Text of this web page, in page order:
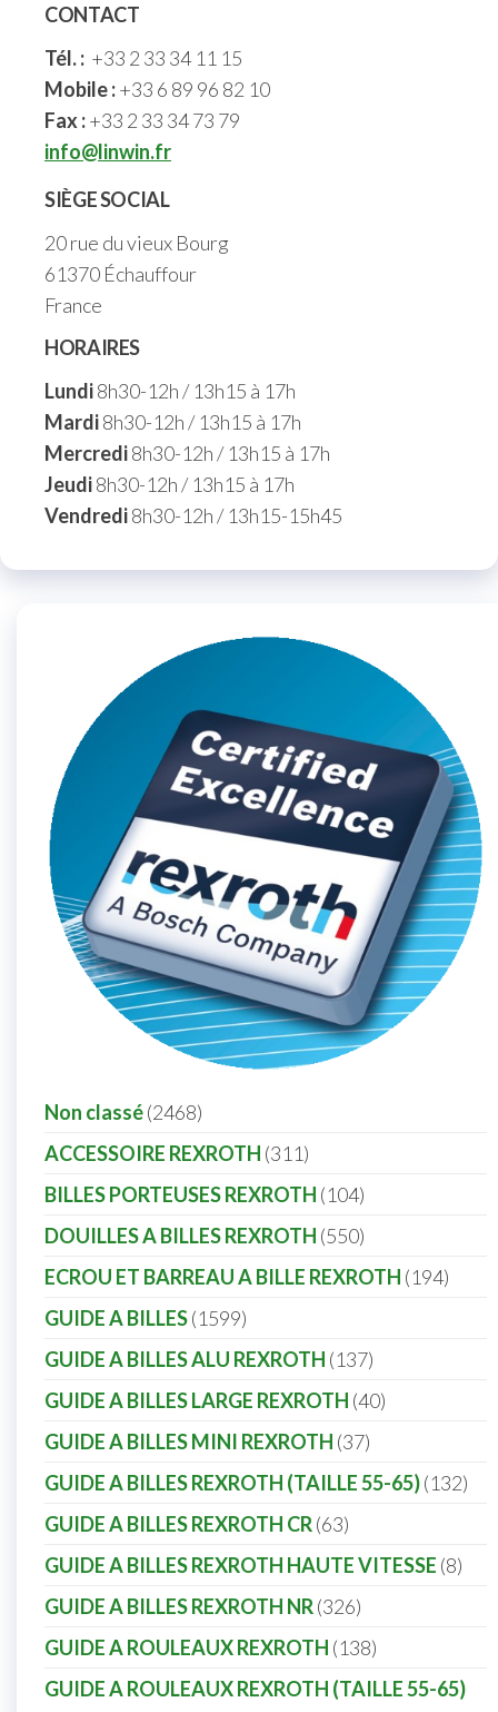
CONTACT
Tél. : +33 2 33 34 11 15
Mobile :+33 6 89 96 82 10
Fax :+33 2 33 34 73 79
info@linwin.fr
SIÈGE SOCIAL
20 rue du vieux Bourg
61370 Échauffour
France
HORAIRES
Lundi8h30-12h / 13h15 à 17h
Mardi8h30-12h / 13h15 à 17h
Mercredi8h30-12h / 13h15 à 17h
Jeudi8h30-12h / 13h15 à 17h
Vendredi8h30-12h / 13h15-15h45
Non classé 2468
ACCESSOIRE REXROTH 311
BILLES PORTEUSES REXROTH 104
DOUILLES A BILLES REXROTH 550
ECROU ET BARREAU A BILLE REXROTH 194
GUIDE A BILLES 1599
GUIDE A BILLES ALU REXROTH 137
GUIDE A BILLES LARGE REXROTH 40
GUIDE A BILLES MINI REXROTH 37
GUIDE A BILLES REXROTH (TAILLE 55-65) 132
GUIDE A BILLES REXROTH CR 63
GUIDE A BILLES REXROTH HAUTE VITESSE 8
GUIDE A BILLES REXROTH NR 326
GUIDE A ROULEAUX REXROTH 138
GUIDE A ROULEAUX REXROTH (TAILLE 55-65)